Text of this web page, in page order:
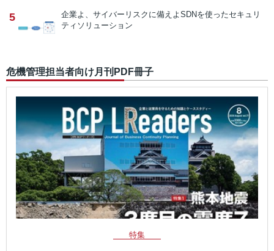
5 企業よ、サイバーリスクに備えよ SDNを使ったセキュリ
ティソリューション
危機管理担当者向け月刊PDF冊子
特集